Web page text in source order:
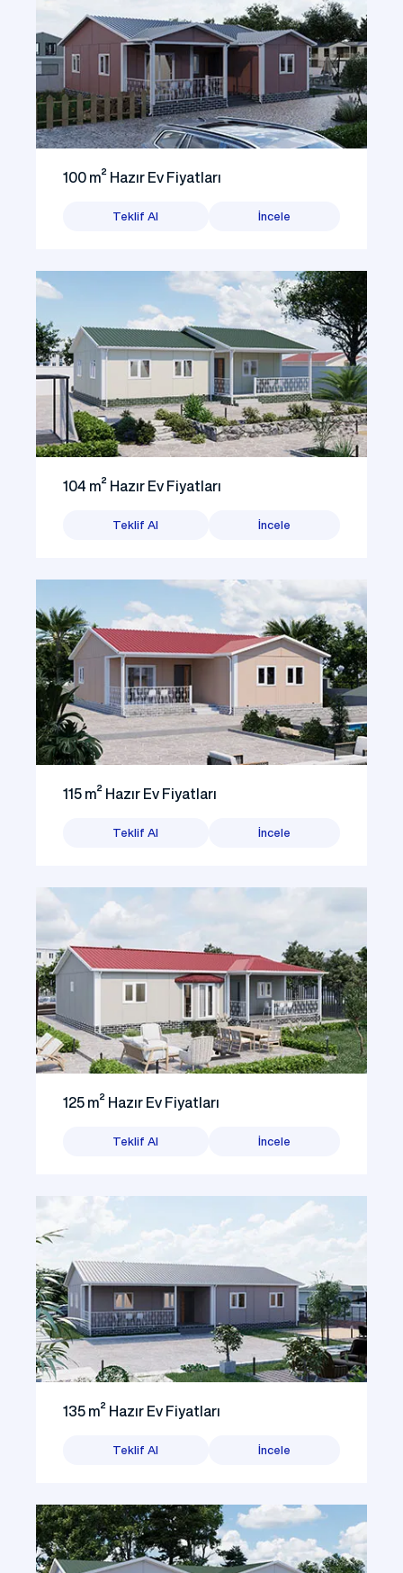
100 m² Hazır Ev Fiyatları
Teklif Al İncele
104 m² Hazır Ev Fiyatları
Teklif Al İncele
115 m² Hazır Ev Fiyatları
Teklif Al İncele
125 m² Hazır Ev Fiyatları
Teklif Al İncele
135 m² Hazır Ev Fiyatları
Teklif Al İncele